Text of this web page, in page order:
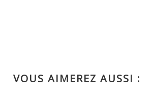
VOUS AIMEREZ AUSSI :